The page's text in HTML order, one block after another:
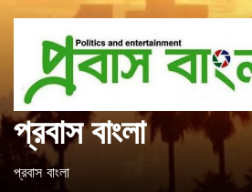
content
প্রবাস বাংলা
প্রবাস বাংলা